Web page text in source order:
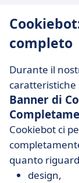
completo
Durante il
caratteristiche
Banner di
Cookiebot ci
quanto
design,